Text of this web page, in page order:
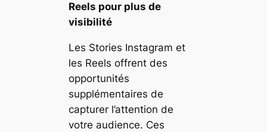
Reels pour plus de
visibilité
Les Stories Instagram et
les Reels offrent des
opportunités
supplémentaires de
capturer l’attention de
votre audience. Ces